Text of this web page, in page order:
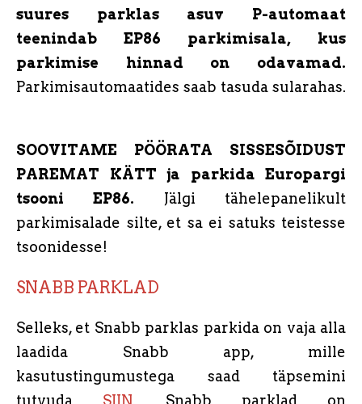
suures parklas asuv P-automaat
teenindab EP86 parkimisala, kus
parkimise hinnad on odavamad.
Parkimisautomaatides saab tasuda sularahas.
SOOVITAME PÖÖRATA SISSESÕIDUST
PAREMAT KÄTT ja parkida Europargi
tsooni EP86.
Jälgi tähelepanelikult
parkimisalade silte, et sa ei satuks teistesse
tsoonidesse!
SNABB PARKLAD
Selleks, et Snabb parklas parkida on vaja alla
laadida Snabb app, mille
kasutustingumustega saad täpsemini